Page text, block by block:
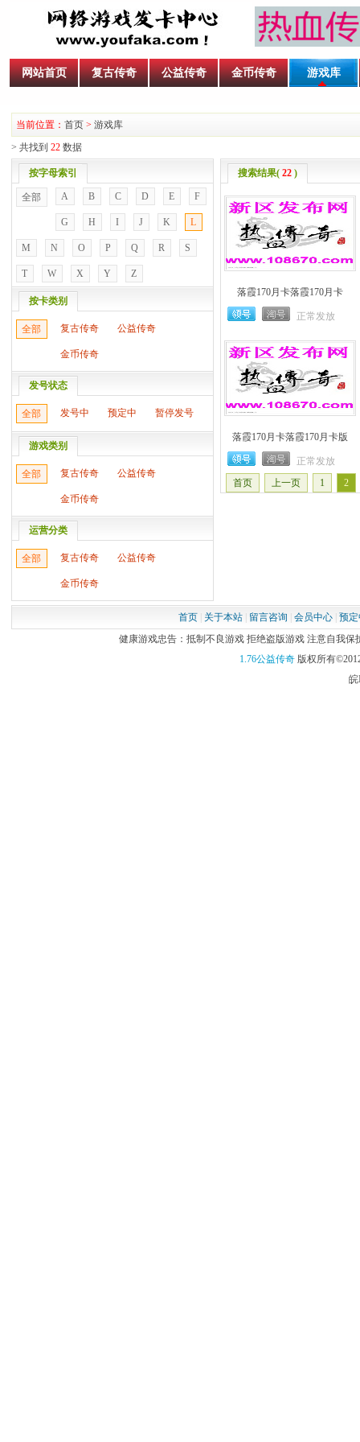
网站首页 复古传奇 公益传奇 金币传奇 游戏库
当前位置： 首页 > 游戏库
> 共找到 22 数据
按字母索引
全部 A B C D E F
G H I J K L
M N O P Q R S
T W X Y Z
按卡类别
全部 复古传奇 公益传奇
金币传奇
发号状态
全部 发号中 预定中 暂停发号
游戏类别
全部 复古传奇 公益传奇
金币传奇
运营分类
全部 复古传奇 公益传奇
金币传奇
搜索结果( 22 )
落霞170月卡落霞170月卡
正常发放
落霞170月卡落霞170月卡版
正常发放
首页
上一页 1 2
首页| 关于本站| 留言咨询 会员中心| 预
健康游戏忠告：抵制不良游戏 拒绝盗版游戏 注意自我保
1.76公益传奇版权所有
皖